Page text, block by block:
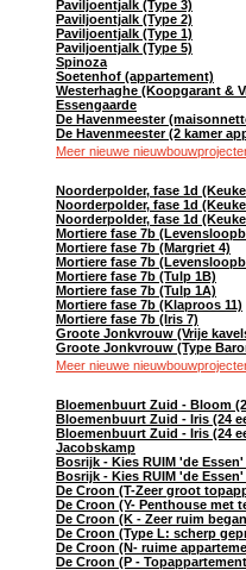
Paviljoentjalk (Type 3)
Paviljoentjalk (Type 2)
Paviljoentjalk (Type 1)
Paviljoentjalk (Type 5)
Spinoza
Soetenhof (appartement)
Westerhaghe (Koopgarant &
Essengaarde
De Havenmeester
De Havenmeester (2 kamer
Meer nieuwe
Noorderpolder, fase 1d
Noorderpolder, fase 1d
Noorderpolder, fase 1d
Mortiere fase 7b
Mortiere fase 7b (Margriet 4)
Mortiere fase 7b
Mortiere fase 7b (Tulp 1B)
Mortiere fase 7b (Tulp 1A)
Mortiere fase 7b (Klaproos 11)
Mortiere fase 7b (Iris 7)
Groote Jonkvrouw (Vrije
Groote Jonkvrouw (Type
Meer nieuwe
Bloemenbuurt Zuid - Bloom
Bloemenbuurt Zuid - Iris (24
Bloemenbuurt Zuid - Iris (24
Jacobskamp
Bosrijk - Kies RUIM 'de
Bosrijk - Kies RUIM 'de
De Croon (T-Zeer groot
De Croon (Y- Penthouse met
De Croon (K - Zeer ruim
De Croon (Type L: scherp
De Croon (N- ruime
De Croon (P -